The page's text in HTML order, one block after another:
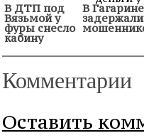
В ДТП под
Вязьмой у
фуры снесло
кабину
В
Комментарии
Оставить